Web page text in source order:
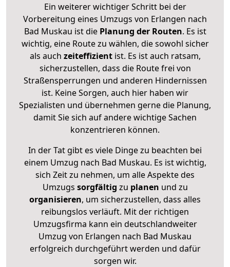
Ein weiterer wichtiger Schritt bei der
Vorbereitung eines Umzugs von Erlangen nach
Bad Muskau ist diePlanung der Routen. Es ist
wichtig, eine Route zu wählen, die sowohl sicher
als auch zeiteffizientist. Es ist auch ratsam,
sicherzustellen, dass die Route frei von
Straßensperrungen und anderen Hindernissen
ist. Keine Sorgen, auch hier haben wir
Spezialisten und übernehmen gerne die Planung,
damit Sie sich auf andere wichtige Sachen
konzentrieren können.
In der Tat gibt es viele Dinge zu beachten bei
einem Umzug nach Bad Muskau. Es ist wichtig,
sich Zeit zu nehmen, um alle Aspekte des
Umzugs sorgfältig zu planen und zu
organisieren, um sicherzustellen, dass alles
reibungslos verläuft. Mit der richtigen
Umzugsfirma kann ein deutschlandweiter
Umzug von Erlangen nach Bad Muskau
erfolgreich durchgeführt werden und dafür
sorgen wir.